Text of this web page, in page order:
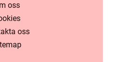
oss
oss